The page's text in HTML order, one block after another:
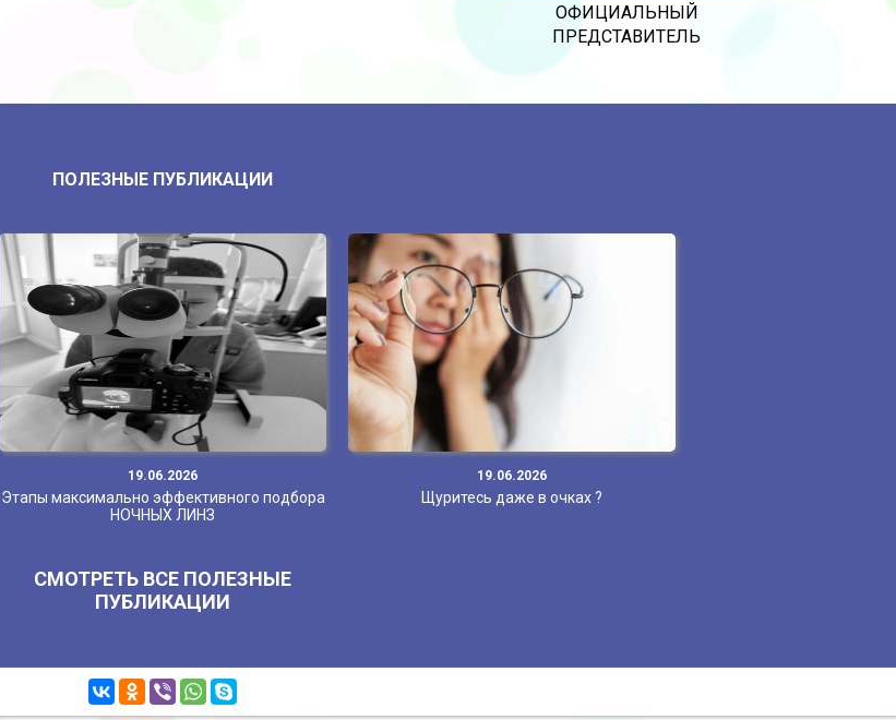
ОФИЦИАЛЬНЫЙ
ПРЕДСТАВИТЕЛЬ
ПОЛЕЗНЫЕ ПУБЛИКАЦИИ
19.06.2026
Этапы максимально эффективного подбора
НОЧНЫХ ЛИНЗ
19.06.2026
Щуритесь даже в очках ?
СМОТРЕТЬ ВСЕ ПОЛЕЗНЫЕ
ПУБЛИКАЦИИ